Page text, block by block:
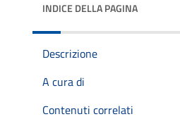
INDICE DELLA PAGINA
Descrizione
A cura di
Contenuti correlati